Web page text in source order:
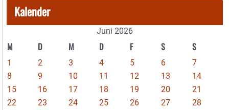
Kalender
Juni 2026
M D M D F S S
1 2 3 4 5 6
7
8
9 10 11 12 13
14
15
16 17 18 19 20
21
22
23 24 25 26 27
28